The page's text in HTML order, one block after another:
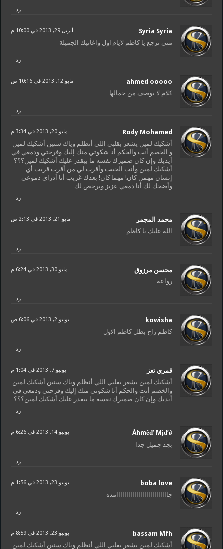
رد
Syria Syria أبريل 29, 2013 في 10:00 م
متى ترجع يا كاظم لايام اول واغانيك الجميلة
رد
ahmed ooooo مايو 12, 2013 في 10:16 ص
كلام لا يوصف من جمالها
رد
Rody Mohamed مايو 20, 2013 في 3:34 م
أشكيك لمين يشعر بقلبي اللي أنظلم وياك سنين أشكيك لمين
و الخصم أنت والحكم أنا شكوتي منك إليك وفرحتي ودمعي في
أيديك وإن كان ضميرك نفسه ما بيقدر عليك أشكيك لمين؟؟؟
أشكيك لمين وأنت الحبيب وأقرب لي من أقرب قريب أي
إنسان مهمن كان! مهما كان! بعدك غريب أنا أدراي دموعي
وأضحك لك أنا دمعي عزيز ويرخص لك
رد
محمد المجمر مايو 21, 2013 في 2:13 ص
الله عليك يا كاظم
رد
محسن مرزوق مايو 30, 2013 في 6:24 م
رواعه
رد
kowisha يونيو 2, 2013 في 6:06 ص
كاظم راح بطل كاظم الاول
رد
قمري تعز يونيو 7, 2013 في 1:04 م
أشكيك لمين يشعر بقلبي اللي أنظلم وياك سنين أشكيك لمين
والخصم أنت والحكم أنا شكوتي منك إليك وفرحتي ودمعي في
أيديك وإن كان ضميرك نفسه ما بيقدر عليك أشكيك لمين؟؟؟
رد
Àhmễď Mįďǿ يونيو 14, 2013 في 6:26 م
بجد جميل جدا
رد
boba love يونيو 23, 2013 في 1:56 م
جاااااااااااااااااااااااااامده
رد
bassam Mfh يونيو 23, 2013 في 8:59 م
أشكيك لمين يشعر بقلبي اللي أنظلم وياك سنين أشكيك لمين